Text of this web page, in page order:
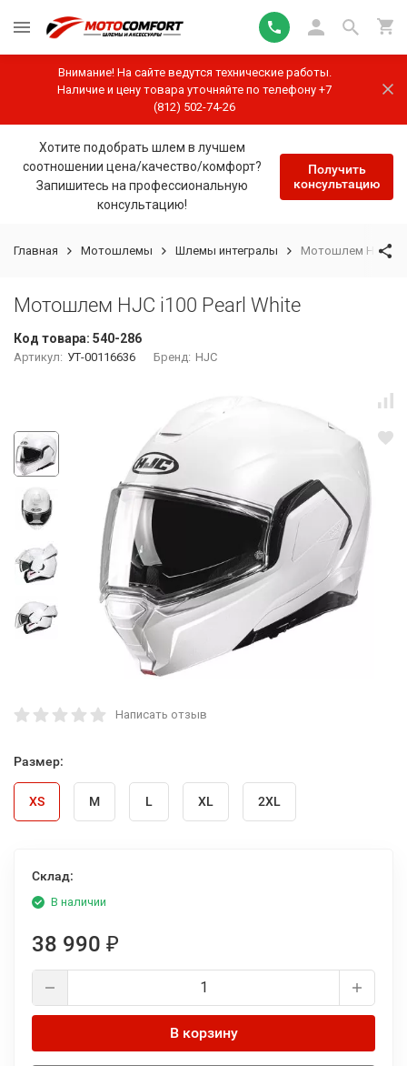
Внимание! На сайте ведутся технические работы.
Наличие и цену товара уточняйте по телефону +7
(812) 502-74-26
Хотите подобрать шлем в лучшем
соотношении цена/качество/комфорт?
Запишитесь на профессиональную
консультацию!
Получить
консультацию
Главная Мотошлемы Шлемы интегралы Мотошлем HJC
Мотошлем HJC i100 Pearl White
Код товара: 540-286
Артикул: УТ-00116636 Бренд: HJC
Написать отзыв
Размер:
XS M L XL 2XL
Склад:
В наличии
38 990 ₽
В корзину